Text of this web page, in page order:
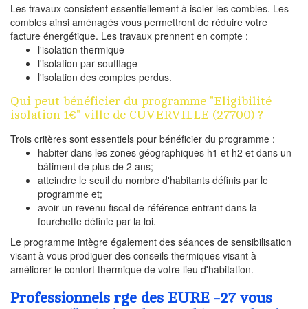
Les travaux consistent essentiellement à isoler les combles. Les
combles ainsi aménagés vous permettront de réduire votre
facture énergétique. Les travaux prennent en compte :
l'isolation thermique
l'isolation par soufflage
l'isolation des comptes perdus.
Qui peut bénéficier du programme "Eligibilité
isolation 1€" ville de CUVERVILLE (27700) ?
Trois critères sont essentiels pour bénéficier du programme :
habiter dans les zones géographiques h1 et h2 et dans un
bâtiment de plus de 2 ans;
atteindre le seuil du nombre d'habitants définis par le
programme et;
avoir un revenu fiscal de référence entrant dans la
fourchette définie par la loi.
Le programme intègre également des séances de sensibilisation
visant à vous prodiguer des conseils thermiques visant à
améliorer le confort thermique de votre lieu d'habitation.
Professionnels rge des EURE -27 vous